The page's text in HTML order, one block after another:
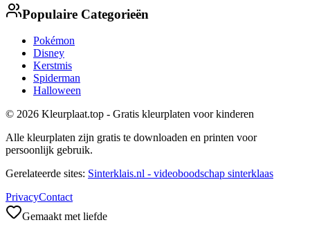
Populaire Categorieën
Pokémon
Disney
Kerstmis
Spiderman
Halloween
© 2026 Kleurplaat.top - Gratis kleurplaten voor kinderen
Alle kleurplaten zijn gratis te downloaden en printen voor
persoonlijk gebruik.
Gerelateerde sites: Sinterklais.nl - videoboodschap sinterklaas
PrivacyContact
Gemaakt met liefde